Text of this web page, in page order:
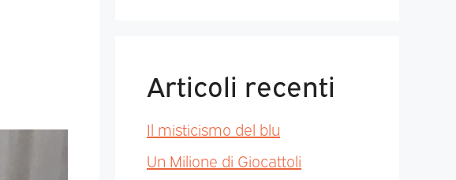
Articoli recenti
Il misticismo del blu
Un Milione di Giocattoli